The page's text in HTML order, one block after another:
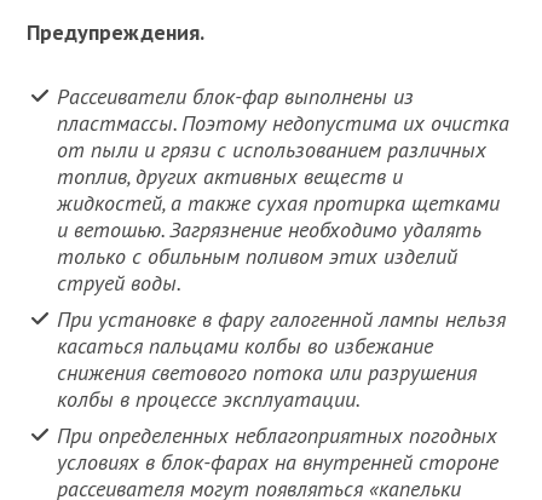
Предупреждения.
Рассеиватели блок-фар выполнены из
пластмассы. Поэтому недопустима их очистка
от пыли и грязи с использованием различных
топлив, других активных веществ и
жидкостей, а также сухая протирка щетками
и ветошью. Загрязнение необходимо удалять
только с обильным поливом этих изделий
струей воды.
При установке в фару галогенной лампы нельзя
касаться пальцами колбы во избежание
снижения светового потока или разрушения
колбы в процессе эксплуатации.
При определенных неблагоприятных погодных
условиях в блок-фарах на внутренней стороне
рассеивателя могут появляться «капельки